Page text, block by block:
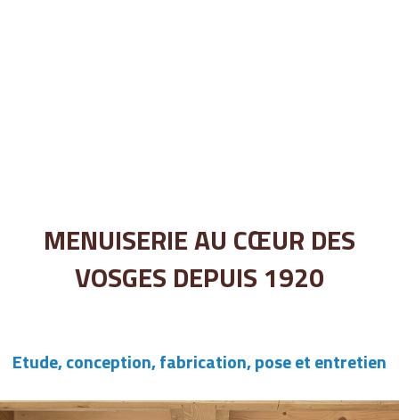
MENUISERIE AU CŒUR DES
VOSGES DEPUIS 1920
Etude, conception, fabrication, pose et entretien